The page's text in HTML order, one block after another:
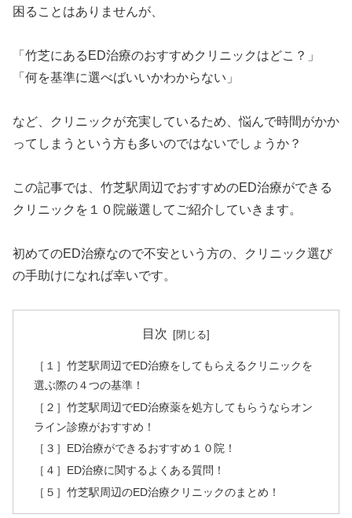
困ることはありませんが、
「竹芝にあるED治療のおすすめクリニックはどこ？」
「何を基準に選べばいいかわからない」
など、クリニックが充実しているため、悩んで時間がかか
ってしまうという方も多いのではないでしょうか？
この記事では、竹芝駅周辺でおすすめのED治療ができる
クリニックを１０院厳選してご紹介していきます。
初めてのED治療なので不安という方の、クリニック選び
の手助けになれば幸いです。
目次
［１］竹芝駅周辺でED治療をしてもらえるクリニックを
選ぶ際の４つの基準！
［２］竹芝駅周辺でED治療薬を処方してもらうならオン
ライン診療がおすすめ！
［３］ED治療ができるおすすめ１０院！
［４］ED治療に関するよくある質問！
［５］竹芝駅周辺のED治療クリニックのまとめ！